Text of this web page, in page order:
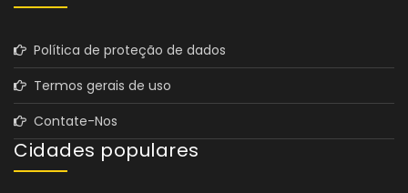
Política de proteção de dados
Termos gerais de uso
Contate-Nos
Cidades populares